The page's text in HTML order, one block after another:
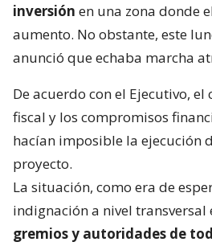
inversión en una zona donde
aumento. No obstante, este
anunció que echaba marcha
De acuerdo con el Ejecutivo,
fiscal y los compromisos
hacían imposible la ejecución
proyecto.
La situación, como era de
indignación a nivel transversal
gremios y autoridades de